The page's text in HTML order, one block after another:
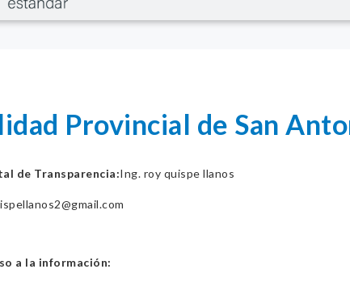
Provincial de San
de Transparencia:Ing. roy quispe llanos
a la información: